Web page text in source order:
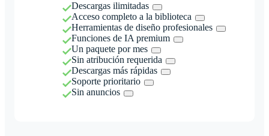
Descargas ilimitadas
Acceso completo a la biblioteca
Herramientas de diseño profesionales
Funciones de IA premium
Un paquete por mes
Sin atribución requerida
Descargas más rápidas
Soporte prioritario
Sin anuncios